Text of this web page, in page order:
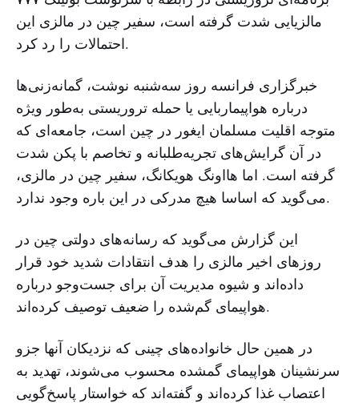
مالزیایی شدت گرفته است، سفیر چین در مالزی این
احتمالات را رد کرد.
خبرگزاری فرانسه روز سه‌شنبه نوشت، گمانه‌زنی‌ها
درباره هواپیماربایی یا حمله تروریستی به‌طور ویژه
متوجه اقلیت مسلمان ایغور در چین است، جامعه‌ای که
در آن گرایش‌های تجریه‌طلبانه و تخاصم با پکن شدت
گرفته است. اما هااونگ هویکانگ، سفیر چین در مالزی،
می‌گوید که اساسا هیچ مدرکی در این باره وجود ندارد.
این گزارش می‌گوید که رسانه‌های دولتی چین در
روزهای اخیر مالزی را هدف انتقادات شدید خود قرار
داده‌اند و شیوه مدیریت آن برای جست‌وجو درباره
هواپیمای گم‌شده را ضعیف توصیف کرده‌اند.
در همین حال خانواده‌های چینی که نزدیکان آنها جزو
سرنشینان هواپیمای گمشده محسوب می‌شوند، تهدید به
اعتصاب غذا کرده‌اند و گفته‌اند که خواستار پاسخ‌گویی